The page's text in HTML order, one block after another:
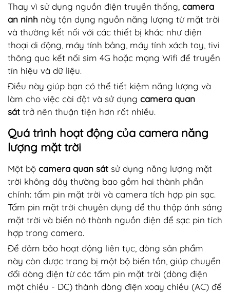
Thay vì sử dụng nguồn điện truyền thống, camera
an ninh này tận dụng nguồn năng lượng từ mặt trời
và thường kết nối với các thiết bị khác như điện
thoại di động, máy tính bảng, máy tính xách tay, tivi
thông qua kết nối sim 4G hoặc mạng Wifi để truyền
tín hiệu và dữ liệu.
Điều này giúp bạn có thể tiết kiệm năng lượng và
làm cho việc cài đặt và sử dụng camera quan
sát trở nên thuận tiện hơn rất nhiều.
Quá trình hoạt động của camera năng
lượng mặt trời
Một bộ camera quan sát sử dụng năng lượng mặt
trời không dây thường bao gồm hai thành phần
chính: tấm pin mặt trời và camera tích hợp pin sạc.
Tấm pin mặt trời chuyên dụng để thu thập ánh sáng
mặt trời và biến nó thành nguồn điện để sạc pin tích
hợp trong camera.
Để đảm bảo hoạt động liên tục, dòng sản phẩm
này còn được trang bị một bộ biến tần, giúp chuyển
đổi dòng điện từ các tấm pin mặt trời (dòng điện
một chiều - DC) thành dòng điện xoay chiều (AC) để